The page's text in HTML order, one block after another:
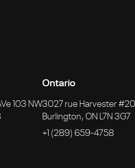
103 NW
Ontario
3027 rue Harvester
Burlington, ON L7N 3G7
+1 (289) 659-4758